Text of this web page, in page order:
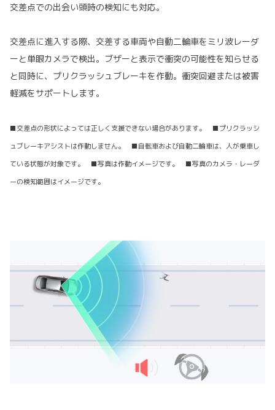
交差点での出会い頭時の検知にも対応。
交差点に進入する際、交差する車両や自動二輪車をミリ波レーダ
ーと単眼カメラで検出。ブザーと表示で衝突の可能性を知らせる
と同時に、プリクラッシュブレーキを作動。衝突回避または被害
軽減をサポートします。
■交差点の形状によっては正しく支援できない場合があります。 ■プリクラッシ
ュブレーキアシストは作動しません。 ■自転車および自動二輪車は、人が乗車し
ている状態が対象です。 ■写真は作動イメージです。 ■写真のカメラ・レーダ
ーの検知範囲はイメージです。